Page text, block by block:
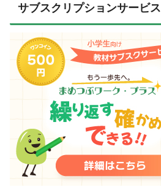
サブスクリプションサービス